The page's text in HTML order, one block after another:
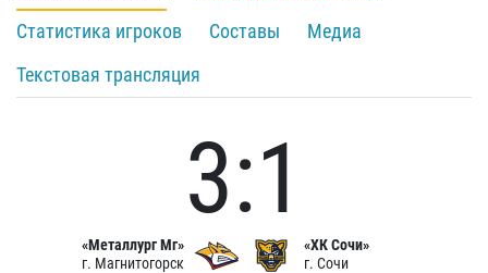
Статистика игроков
Составы
Медиа
Текстовая трансляция
«Металлург Мг»
г. Магнитогорск
3:1
«ХК Сочи»
г. Сочи